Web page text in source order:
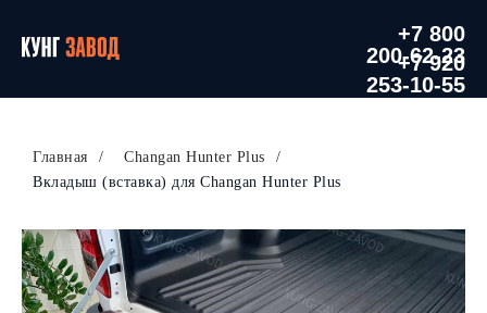
+7 800
200-62-23
+7 920
253-10-55
Главная / Changan Hunter Plus
/
Вкладыш (вставка) для Changan Hunter Plus